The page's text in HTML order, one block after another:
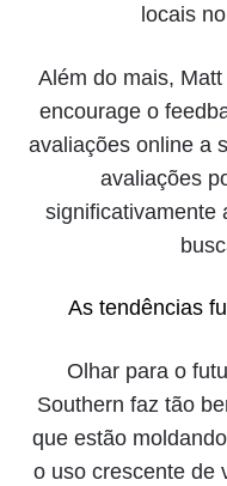
locais
Além do mais,
encourage o
avaliações online a
avaliações
significativamente
As tendências
Olhar para o
Southern faz tão
que estão
o uso crescente de